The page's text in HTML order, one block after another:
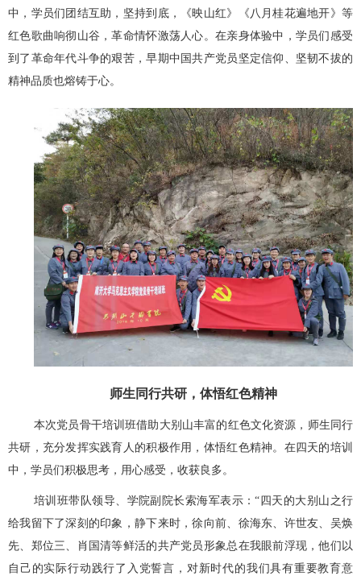
中，学员们团结互助，坚持到底，《映山红》《八月桂花遍地开》等
红色歌曲响彻山谷，革命情怀激荡人心。在亲身体验中，学员们感受
到了革命年代斗争的艰苦，早期中国共产党员坚定信仰、坚韧不拔的
精神品质也熔铸于心。
师生同行共研，体悟红色精神
本次党员骨干培训班借助大别山丰富的红色文化资源，师生同行
共研，充分发挥实践育人的积极作用，体悟红色精神。在四天的培训
中，学员们积极思考，用心感受，收获良多。
培训班带队领导、学院副院长索海军表示：“四天的大别山之行
给我留下了深刻的印象，静下来时，徐向前、徐海东、许世友、吴焕
先、郑位三、肖国清等鲜活的共产党员形象总在我眼前浮现，他们以
自己的实际行动践行了入党誓言，对新时代的我们具有重要教育意